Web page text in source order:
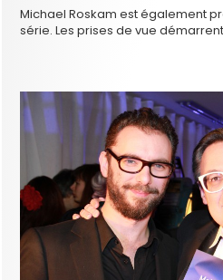
Michael Roskam est également
série. Les prises de vue